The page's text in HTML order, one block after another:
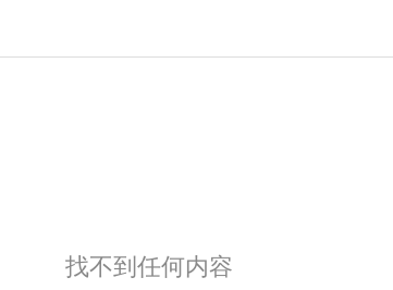
找不到任何内容